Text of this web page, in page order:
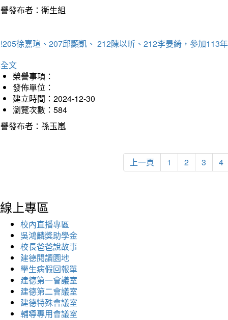
發布者：衛生組
徐嘉瑄、207邱顯凱、 212陳以昕、212李晏綺，參加113
文
榮譽事項：
發佈單位：
建立時間：2024-12-30
瀏覽次數：584
發布者：孫玉嵐
上一頁 1 2 3 4
線上專區
校內直播專區
吳鴻麟獎助學金
校長爸爸說故事
建德閱讀園地
學生病假回報單
建德第一會議室
建德第二會議室
建德特殊會議室
輔導專用會議室